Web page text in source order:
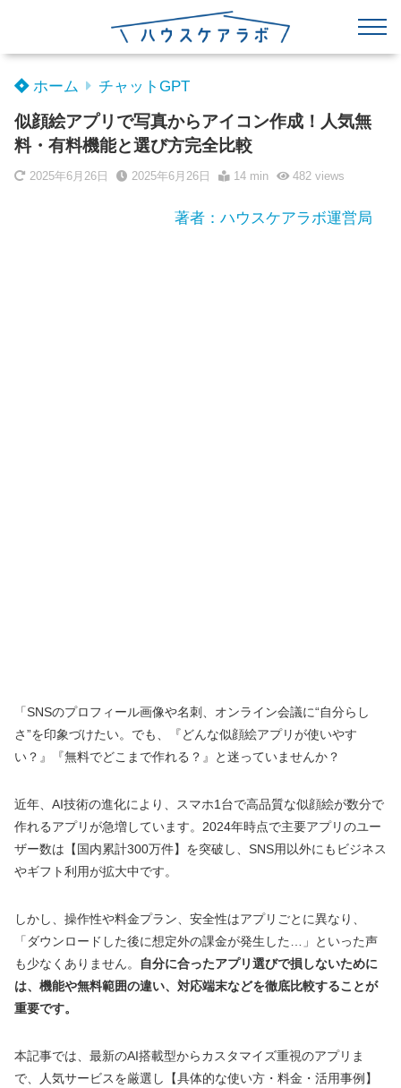
ホーム チャットGPT
似顔絵アプリで写真からアイコン作成！人気無
料・有料機能と選び方完全比較
2025年6月26日 2025年6月26日 14 min 482views
著者：ハウスケアラボ運営局
「SNSのプロフィール画像や名刺、オンライン会議に“自分らし
さ”を印象づけたい。でも、『どんな似顔絵アプリが使いやす
い？』『無料でどこまで作れる？』と迷っていませんか？
近年、AI技術の進化により、スマホ1台で高品質な似顔絵が数分で
作れるアプリが急増しています。2024年時点で主要アプリのユー
ザー数は【国内累計300万件】を突破し、SNS用以外にもビジネス
やギフト利用が拡大中です。
しかし、操作性や料金プラン、安全性はアプリごとに異なり、
「ダウンロードした後に想定外の課金が発生した…」といった声
も少なくありません。
自分に合ったアプリ選びで損しないために
は、機能や無料範囲の違い、対応端末などを徹底比較することが
重要です。
本記事では、最新のAI搭載型からカスタマイズ重視のアプリま
で、人気サービスを厳選し【具体的な使い方・料金・活用事例】